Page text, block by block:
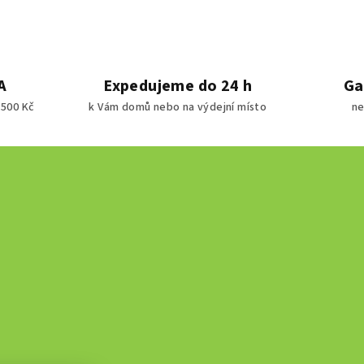
Kč
Expedujeme do 24 h
k Vám domů nebo na výdejní místo